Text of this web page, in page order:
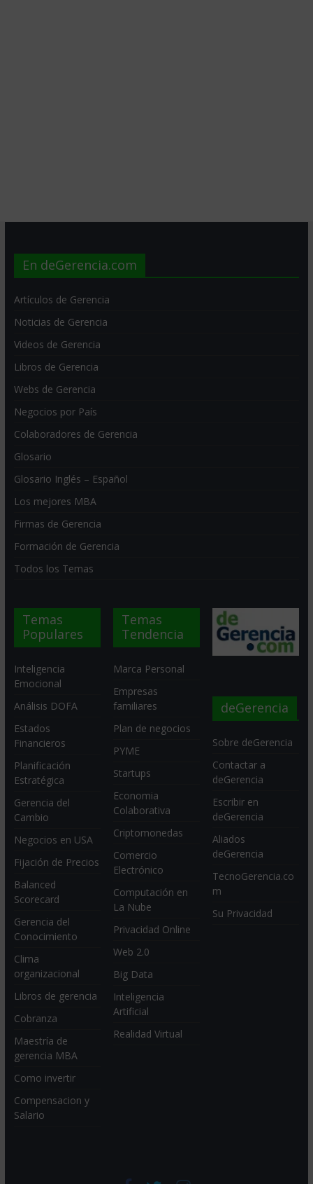
En deGerencia.com
Artículos de Gerencia
Noticias de Gerencia
Videos de Gerencia
Libros de Gerencia
Webs de Gerencia
Negocios por País
Colaboradores de Gerencia
Glosario
Glosario Inglés – Español
Los mejores MBA
Firmas de Gerencia
Formación de Gerencia
Todos los Temas
Temas
Populares
Inteligencia
Emocional
Análisis DOFA
Estados
Financieros
Planificación
Estratégica
Gerencia del
Cambio
Negocios en USA
Fijación de Precios
Balanced
Scorecard
Gerencia del
Conocimiento
Clima
organizacional
Libros de gerencia
Cobranza
Maestría de
gerencia MBA
Como invertir
Compensacion y
Salario
Temas
Tendencia
Marca Personal
Empresas
familiares
Plan de negocios
PYME
Startups
Economia
Colaborativa
Criptomonedas
Comercio
Electrónico
Computación en
La Nube
Privacidad Online
Web 2.0
Big Data
Inteligencia
Artificial
Realidad Virtual
deGerencia
Sobre deGerencia
Contactar a
deGerencia
Escribir en
deGerencia
Aliados
deGerencia
TecnoGerencia.co
m
Su Privacidad